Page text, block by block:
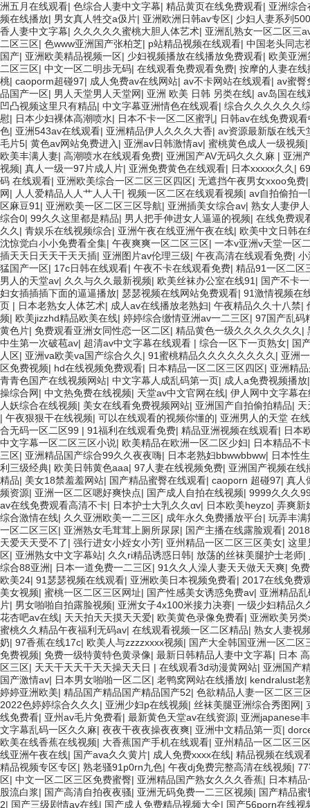
洲五月在线观看| 色综合人妻中文字幕| 精品黄页在线免费观看| 亚洲综
频在线播放| 男女真人牲交a伋片| 亚洲欧洲日韩av专区| 少妇人妻系列
香人妻中文字幕| 久久久久久蜜桃大胆人体艺术| 亚洲乱熟女一区二区三
二区三区| 色www亚洲国产张柏芝| p站精品视频在线观看| 中国老头同志
国产| 亚洲欧美精品视频一区| 少妇视频播放在线播放免费观看| 欧美亚洲
二区三区| 中文一区二明歩无码| 在线观看免费观看免费| 按摩的人妻在线
桃| caoporm超碰97| 成人免费av在线网站| av不卡网站在线观看| av蜜臀
品国产一区| 男人天堂男人天堂网| 亚洲 欧美 日韩 另类在线| av岛国在线
凹凸视频这里只有精品| 中文字幕亚洲情色在线观看| 综合久久久久久久
慰| 日本少妇裸体高潮喷水| 日本不卡一区二区蜜乳| 日韩av在线免费观
色| 亚洲543av在线观看| 亚洲精品伊人久久久大香| av资源最新版在线天
毛片5| 黄色av网站免费进入 | 亚洲av日韩激情av| 蜜桃黄色成人一级视频|
欧美丰满人妻| 高潮喷水在线观看免费| 亚洲国产AV无码久久久麻 | 亚洲
视频| 真人一级一97片成人片| 亚洲免费黄色在线观看| 日本xxxxx久久 |
码 在线观看| 亚洲欧美综合一区二区三区四区| 无遮挡午夜男女xxoo免费
网| 人人爱精品人人艹人人干| 视频一区二区在线观看视频| av自拍偷拍
区麻豆91 | 亚洲欧美一区二区三区导航| 亚洲插美女综合av| 熟女人妻伊
综合0| 99久久这里都是精品| 男人把手伸进女人逼逼的视频| 在线免费观
久久 | 青娱乐在线视频综合| 亚洲午夜在线亚洲午夜在线| 欧美中文日韩在
沈惊觉白小小免费看全集| 午夜爽爽一区二区三区| 一本v亚洲v天堂一区
插天天日天天干天天插| 亚洲图片av伦理三级| 午夜高清在线观看免费| 小
猛国产一区| 17c日韩在线观看| 午夜不卡在线观看免费| 精品91一区二区
男人的天堂av| 久久与久久最新视频| 欧美丝袜办公室在线91 | 国产不卡
妇女插插插下面的逼逼播放| 瑟瑟视频在线网站免费观看| 91激情视频在
页 | 日本老熟女人体艺术| 成人av在线播放老熟妇| 午夜精品久久十八禁|
频| 欧美jizzhd精品欧美在线| 婷婷综合缴情亚洲av一二三区| 97国产乱码
黄色片| 免费观看亚洲女同性恋一区二区| 精品黄色一级久久久久久久久 |
中生第一次破苞av| 超清av中文字幕在线观看 | 综合一区下一页熟女| 国
人区| 亚洲va欧美va国产综合久久 | 91蜜桃精品久久久久久久久久 | 亚洲
区免费视频| hd在线视频免费观看| 日本精品一区二区三区四区| 亚洲精
青青色国产在线视频网站| 中文字幕人成乱码第一页| 成人a免费视频播放
操综合网| 中文热免费在线视频| 天堂av中文官网在线| 伊人网中文字幕
人妖综合在线视频| 美女在线看免费视频网站| 亚洲国产自拍偷拍精品| 天
| 午夜狠狠干在线视频| 可以在线观看的视频你懂的| 亚洲男人的天堂 在线
合无码一区二区99 | 91福利在线观看免费| 精品亚洲视频在线观看| 日本
中文字幕一区二区三区小说| 欧美精品在欧洲一区二区少妇| 日本精品不
三区| 亚洲精品国产综合99久久夜夜嗨| 日本老熟妇bbwwbbww| 日本性
利三级经典| 欧美日韩黄色aaa| 97人妻在线视频免费| 亚洲国产视频在线
精品| 美女18禁羞羞网站| 国产精品蜜臀在线观看| caoporn 超碰97| 真人
频资源| 亚洲一区二区嗯好爽快点| 国产成人自拍在线视频| 9999久久久
av在线免费观看高清不卡| 日本护士大乳久久αv| 日本欧美heyzo| 弄爽新
综合激情在线| 久久亚洲欧美一二三区| 成年永久免费播放平台| 玩弄丰满
一区二区三区| 亚洲熟女毛茸茸上厕所尿尿| 国产主播在线露脸观看|
天爱天天受不了| 强行进女小姪女小芳| 亚州精品一区二区三区美女| 这里
区| 亚洲熟女中文字幕站| 久久ri精品诱惑日韩| 放荡的丝袜美腿护士老师|
综合88亚洲| 日本一道免费一二三区| 91久久人澡人妻天天做天天爽| 免
欧美24| 91瑟瑟视频在线观看| 亚洲欧美日本视频免费看| 2017在线免费
美女视频| 蜜桃一区二区三区网址| 国产性感美女诱惑免费av| 亚洲精品
片| 男女啪啪自拍露脸视频| 亚洲女子4x100米接力决赛| 一级少妇精品久
花杏吧av在线| 天天拍天天摸天天爱| 欧美黄色录像免费看| 亚洲欧美另
蜜桃久久精品午夜福利无码av| 在线观看视频一区二区精品| 熟女人妻视
奶| 97香蕉在线17c| 欧美人与zzzzxxxx视频| 国产大全韩国亚洲一区二区
免费视频| 免费一级特黄特色黄录像| 最新日韩精品人妻中文字幕| 日本
区三区| 天天干天天干天天操天天日 | 在线观看3d动漫黄网站| 亚洲国产
国产激情av| 日本男女啪啪一区二区| 老鸭窝网站在线播放| kendralust老
婷婷亚洲欧美| 精品国产精品国产精品国产52| 色欲精品人妻一区二区三
2022色婷婷综合久久久 | 亚洲少妇p在线视频| 丝袜美腿亚洲综合秀图网|
线免费看| 亚州av毛片免费看| 最新黄色天堂av在线资源| 亚洲japanese
文字幕乱码一区久久麻| 夜夜干夜夜操夜夜爽| 亚洲中文精品第一页|
欧美在线香蕉在线视频| 大香蕉国产手机在线观看| 亚州精品一区二区三
线亚洲午夜在线| 国产ava久久黄片| 成人免费xxxx在线| 精品视频在线观
精品视频专区专区| 熟老骚91p0rn九色| 午夜dj免费完整高清在线视频|
区| 中文一区二区三区免费蜜臀| 亚洲精品国产熟女久久久香蕉| 日本精
股流白浆| 国产高清自拍夜夜骚| 亚洲无码免费一二三区视频| 国产精品
2| 国产三级剧情av在线| 国产成人免费精品视频大全| 国产56porn在线视